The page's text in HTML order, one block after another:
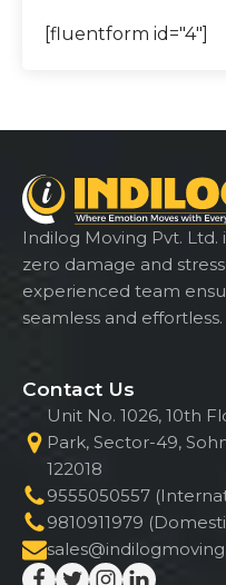
[fluentform id="4"]
Indilog Moving Pvt.
zero damage and
experienced team
seamless and effortless.
Contact Us
Unit No. 1026, 10th
Park, Sector-49,
122018
9555050557
9810911979